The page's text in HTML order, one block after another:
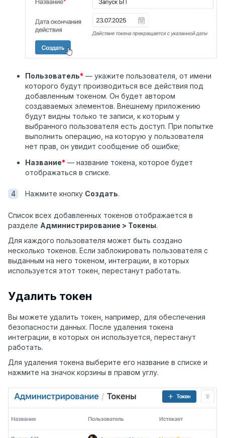
Пользователь* — укажите пользователя, от имени
которого будут производиться все действия под
добавленным токеном. Он будет автором
создаваемых элементов. Внешнему приложению
будут видны только те записи, к которым у
выбранного пользователя есть доступ. При попытке
выполнить операцию, на которую у пользователя
нет прав, он увидит сообщение об ошибке;
Название* — название токена, которое будет
отображаться в списке.
Нажмите кнопку Создать.
Список всех добавленных токенов отображается в
разделе Администрирование > Токены.
Для каждого пользователя может быть создано
несколько токенов. Если заблокировать пользователя с
выданным на него токеном, интеграции, в которых
используется этот токен, перестанут работать.
Удалить токен
Вы можете удалить токен, например, для обеспечения
безопасности данных. После удаления токена
интеграции, в которых он используется, перестанут
работать.
Для удаления токена выберите его название в списке и
нажмите на значок корзины в правом углу.